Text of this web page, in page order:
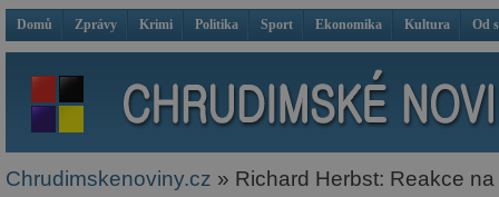
Domů Zprávy Krimi Politika Sport Ekonomika Kultura Od
Chrudimskenoviny.cz » Richard Herbst: Reakce